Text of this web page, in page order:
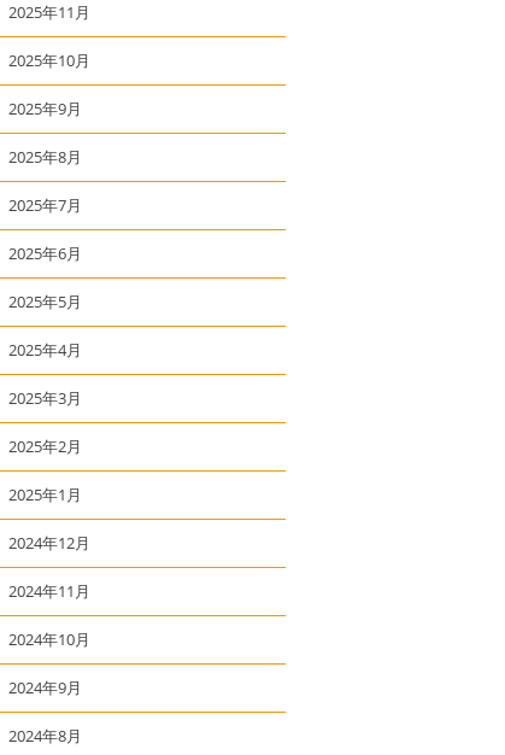
2025年11月
2025年10月
2025年9月
2025年8月
2025年7月
2025年6月
2025年5月
2025年4月
2025年3月
2025年2月
2025年1月
2024年12月
2024年11月
2024年10月
2024年9月
2024年8月